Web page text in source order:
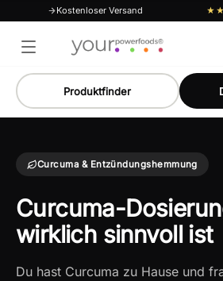
Kostenloser Versand
Produktfinder
Curcuma & Entzündungshemmung
Curcuma-
wirklich sinnvoll ist
Du hast Curcuma zu Hause und